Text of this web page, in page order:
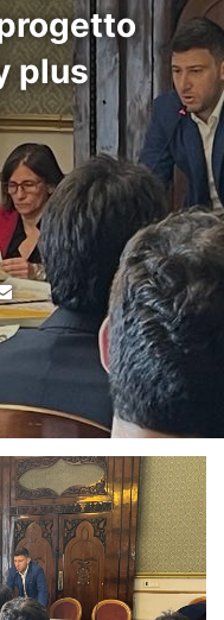
plus
Invia
un'email